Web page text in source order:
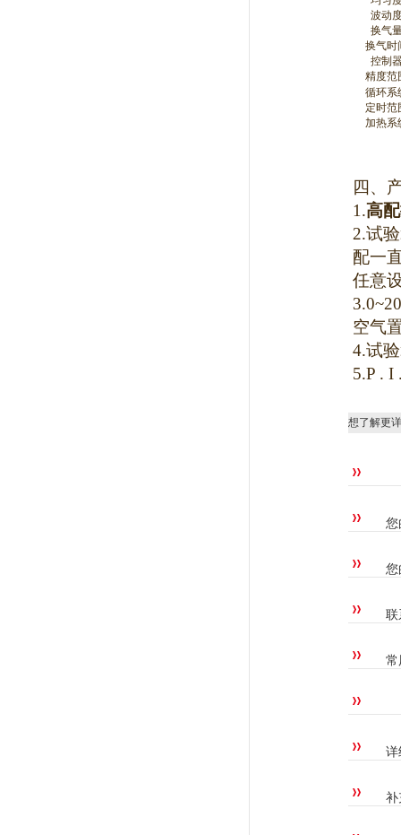
波动
换气
换气时
控制
精度范
循环系
定时范
加热系
四、
1.高
2.试
配一
任意
空气
4.试
5.P . I
想了解更
您
您
联
常
详
补